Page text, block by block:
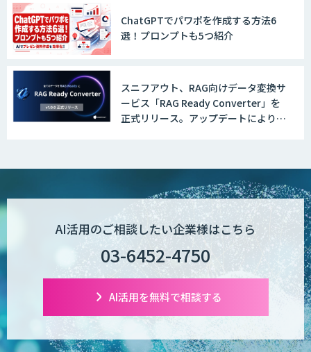
収益最大化モデル
PriceRobo
ChatGPTでパワポを作成する方法6
選！プロンプトも5つ紹介
スニフアウト、RAG向けデータ変換サ
ービス「RAG Ready Converter」を
正式リリース。アップデートにより変
AI活用のご相談したい企業様はこちら
03-6452-4750
AI活用を無料で相談する